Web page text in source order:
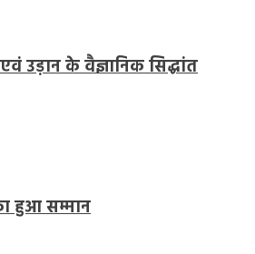
उड़ान के वैज्ञानिक सिद्धांत
हुआ सम्मान